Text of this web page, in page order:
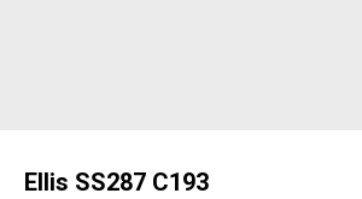
Ellis SS287 C193